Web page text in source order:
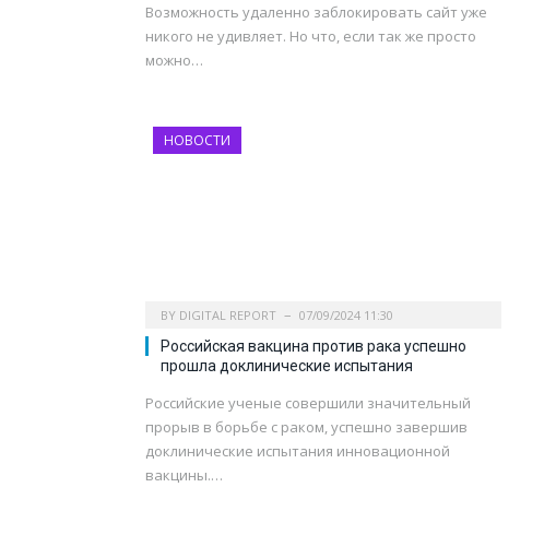
Возможность удаленно заблокировать сайт уже
никого не удивляет. Но что, если так же просто
можно…
НОВОСТИ
BY DIGITAL REPORT 07/09/2024 11:30
Российская вакцина против рака успешно
прошла доклинические испытания
Российские ученые совершили значительный
прорыв в борьбе с раком, успешно завершив
доклинические испытания инновационной
вакцины.…